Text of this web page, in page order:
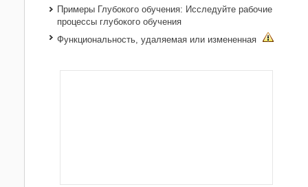
Примеры Глубокого обучения: Исследуйте рабочие
процессы глубокого обучения
Функциональность, удаляемая или измененная